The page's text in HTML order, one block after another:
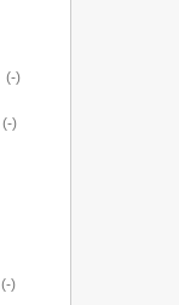
(-)
(-)
(-)